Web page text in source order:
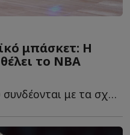
μπάσκετ: Η
το NBA
Ανάμεσα στις πόλεις που συνδέονται με τα σχέδια του NB...